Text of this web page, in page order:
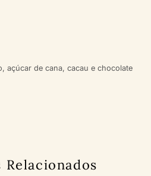
açúcar de cana, cacau e chocolate